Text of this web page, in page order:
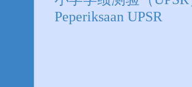
Peperiksaan UPSR